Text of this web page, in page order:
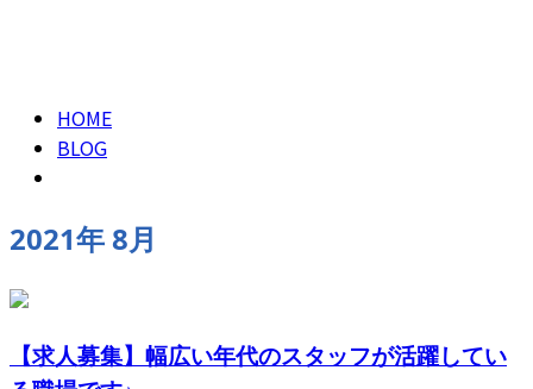
HOME
BLOG
2021年 8月
【求人募集】幅広い年代のスタッフが活躍してい